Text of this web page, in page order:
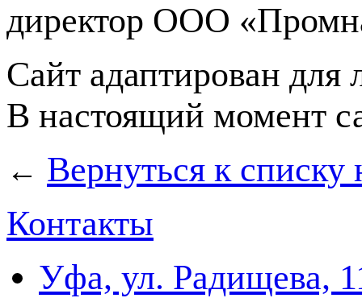
директор ООО
Сайт адаптирован
В настоящий момент
← Вернуться к списку
Контакты
Уфа, ул. Радищева,